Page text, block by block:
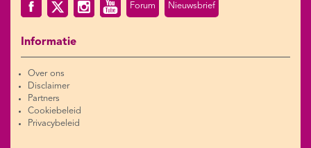
Forum Nieuwsbrief
Informatie
Over ons
Disclaimer
Partners
Cookiebeleid
Privacybeleid